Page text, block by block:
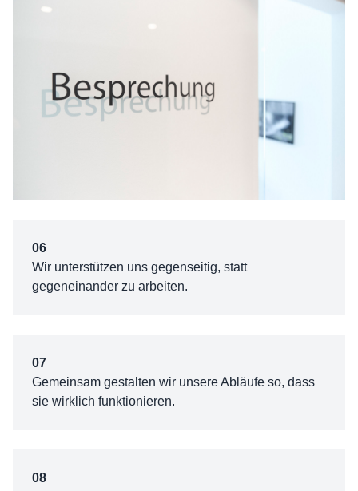
06
Wir unterstützen uns gegenseitig, statt
gegeneinander zu arbeiten.
07
Gemeinsam gestalten wir unsere Abläufe so, dass
sie wirklich funktionieren.
08